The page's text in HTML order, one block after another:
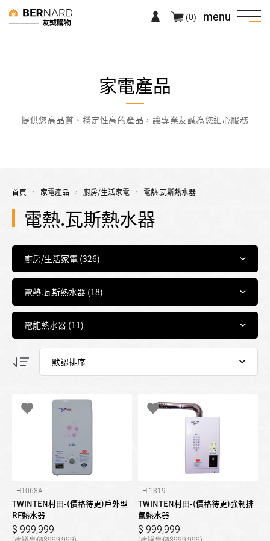
友誠購物 menu
(0)
家電產品
提供您高品質、穩定性高的產品，讓專業友誠為您細心服務
首頁 家電產品 廚房/生活家電 電熱.瓦斯熱水器
電熱.瓦斯熱水器
TH1068A
TWINTEN村田-(價格待更)戶外型
RF熱水器
999,999
TH-1319
TWINTEN村田-(價格待更)強制排
氣熱水器
999,999